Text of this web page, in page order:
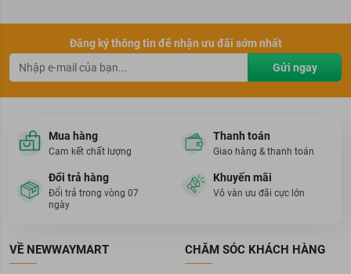
Đăng ký thông tin để nhận ưu đãi sớm nhất
Gửi ngay
Mua hàng
Cam kết chất lượng
Thanh toán
Giao hàng & thanh toán
Đổi trả hàng
Đổi trả trong vòng 07
ngày
Khuyến mãi
Vô vàn ưu đãi cực lớn
VỀ NEWWAYMART CHĂM SÓC KHÁCH HÀNG